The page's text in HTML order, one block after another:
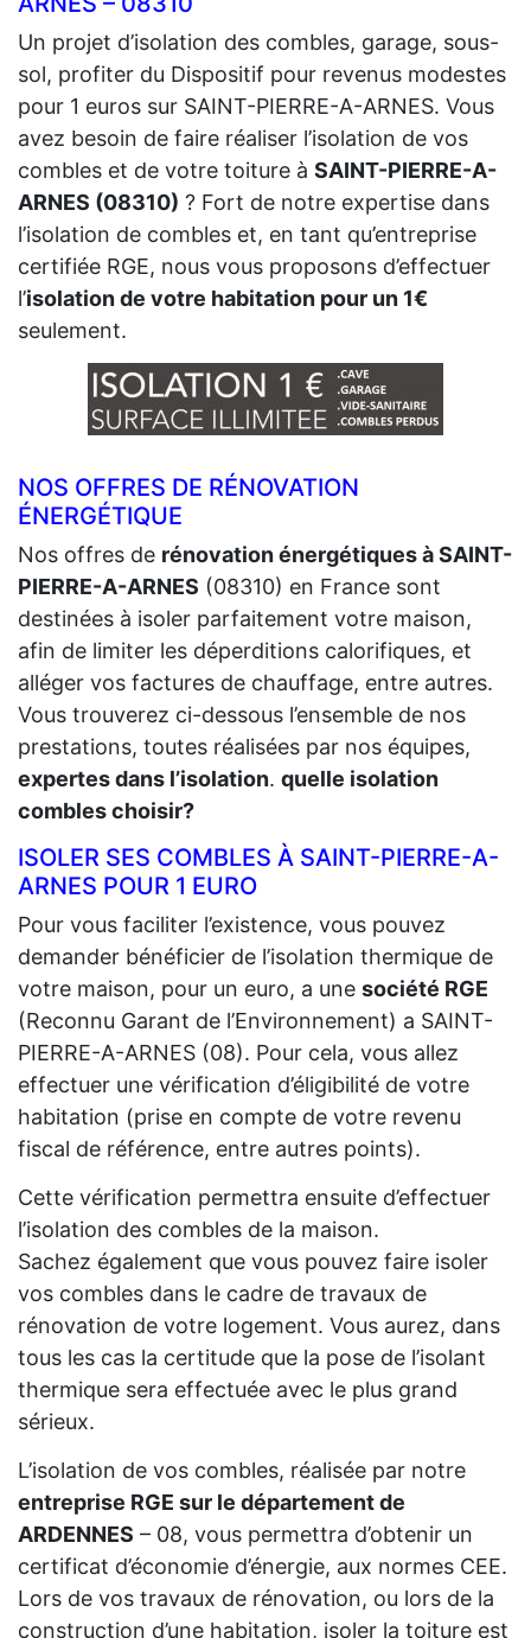
Un projet d’isolation des combles, garage, sous-
sol, profiter du Dispositif pour revenus modestes
pour 1 euros sur SAINT-PIERRE-A-ARNES. Vous
avez besoin de faire réaliser l’isolation de vos
combles et de votre toiture à SAINT-PIERRE-A-
ARNES (08310) ? Fort de notre expertise dans
l’isolation de combles et, en tant qu’entreprise
certifiée RGE, nous vous proposons d’effectuer
l’isolation de votre habitation pour un 1€
seulement.
NOS OFFRES DE RÉNOVATION
ÉNERGÉTIQUE
Nos offres de rénovation énergétiques à SAINT-
PIERRE-A-ARNES (08310) en France sont
destinées à isoler parfaitement votre maison,
afin de limiter les déperditions calorifiques, et
alléger vos factures de chauffage, entre autres.
Vous trouverez ci-dessous l’ensemble de nos
prestations, toutes réalisées par nos équipes,
expertes dans l’isolation. quelle isolation
combles choisir?
ISOLER SES COMBLES À SAINT-PIERRE-A-
ARNES POUR 1 EURO
Pour vous faciliter l’existence, vous pouvez
demander bénéficier de l’isolation thermique de
votre maison, pour un euro, a une société RGE
(Reconnu Garant de l’Environnement) a SAINT-
PIERRE-A-ARNES (08). Pour cela, vous allez
effectuer une vérification d’éligibilité de votre
habitation (prise en compte de votre revenu
fiscal de référence, entre autres points).
Cette vérification permettra ensuite d’effectuer
l’isolation des combles de la maison.
Sachez également que vous pouvez faire isoler
vos combles dans le cadre de travaux de
rénovation de votre logement. Vous aurez, dans
tous les cas la certitude que la pose de l’isolant
thermique sera effectuée avec le plus grand
sérieux.
L’isolation de vos combles, réalisée par notre
entreprise RGE sur le département de
ARDENNES – 08, vous permettra d’obtenir un
certificat d’économie d’énergie, aux normes CEE.
Lors de vos travaux de rénovation, ou lors de la
construction d’une habitation, isoler la toiture est